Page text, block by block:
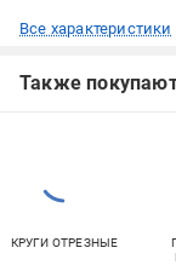
Все характеристики
Также
КРУГИ ОТРЕЗНЫЕ